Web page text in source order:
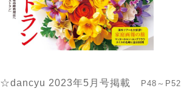
☆dancyu 2023年5月号掲載 P48～P52